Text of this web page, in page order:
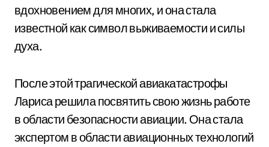
вдохновением для многих, и она стала
известной как символ выживаемости и силы
духа.
После этой трагической авиакатастрофы
Лариса решила посвятить свою жизнь работе
в области безопасности авиации. Она стала
экспертом в области авиационных технологий